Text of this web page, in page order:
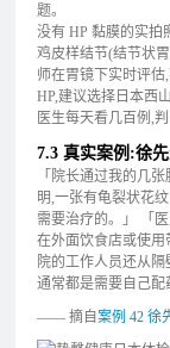
题。
没有 HP 黏膜的实拍
鸡皮样结节(结节状
师在胃镜下实时评
HP,建议选择日本西
医生每天看几百例,
7.3 真实案例:徐
「院长通过我的几
明,一张有龟裂状花
需要治疗的。」 「
在外面饮食店或使
院的工作人员还从
通常都是需要自己配
—— 摘自案例 42 徐